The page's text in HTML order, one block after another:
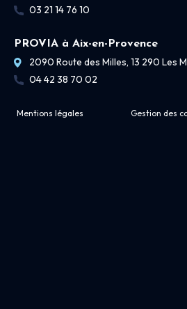
03 21 14 76 10
PROVIA à Aix-en-Provence
2090 Route des Milles, 13 290 Les
04 42 38 70 02
Mentions légales Gestion des